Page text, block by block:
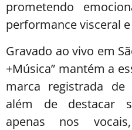
prometendo
performance visceral
Gravado ao vivo em
+Música” mantém a
marca registrada
além de destacar
apenas nos